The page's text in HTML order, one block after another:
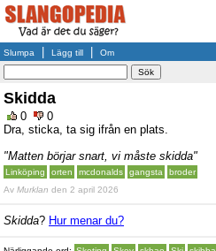
Slumpa Lägg till Om
Skidda
0
0
Dra, sticka, ta sig ifrån en plats.
"Matten börjar snart, vi måste skidda"
Linköping orten mcdonalds gangsta
broder
Av Murklan den 2 april 2026
Skidda? Hur menar du?